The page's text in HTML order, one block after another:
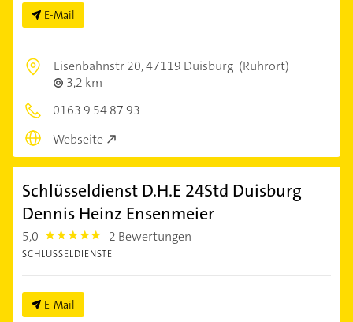
E-Mail
Eisenbahnstr 20,47119 Duisburg (Ruhrort)
3,2 km
0163 9 54 87 93
Webseite
Schlüsseldienst D.H.E 24Std Duisburg
Dennis Heinz Ensenmeier
5,0 5.0 2 Bewertungen
SCHLÜSSELDIENSTE
E-Mail